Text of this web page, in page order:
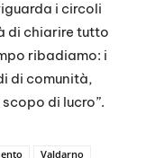
i circoli
di chiarire tutto
ribadiamo: i
di comunità,
di lucro”.
Valdarno